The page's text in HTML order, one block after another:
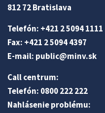
812 72 Bratislava
Telefón: +421 2 5094 1111
Fax: +421 2 5094 4397
E-mail: public@minv.sk
Call centrum:
Telefón: 0800 222 222
Nahlásenie problému: